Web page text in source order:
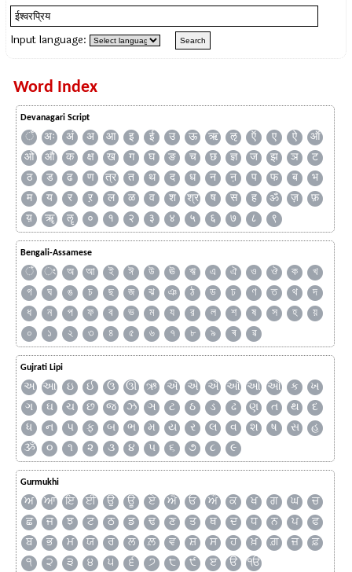
Input language:
Word Index
Devanagari Script
ँ अः अं अ आ इ ई उ ऊ ऋ ऌ ऍ ए ऐ
ऑ
ओ
औ क क्ष ख ग घ ङ च छ ज्ञ ज झ ञ
ट
ठ
ड ढ ण त्र त थ द ध न ऩ प फ ब
भ
म
य र ऱ ल ळ व श श्र ष स ह ॐ ज़
फ़
य़
ॠ ॡ ० १ २ ३ ४ ५ ६ ७ ८ ९
Bengali-Assamese
ঁ ং অ আ ই ঈ উ ঊ ঋ এ ঐ ও ঔ ক
খ
গ
ঘ ঙ চ ছ জ ঝ ঞ ঠ ড ঢ ণ ত থ
দ
ধ
ন প ফ ব ভ ম য র ল শ ষ স হ
য়
০
১ ২ ৩ ৪ ৫ ৬ ৭ ৮ ৯ ৰ ৱ
Gujrati Lipi
અ આ ઇ ઈ ઉ ઊ ઋ ઍ એ ઐ ઑ ઓ ઔ ક
ખ
ગ
ઘ ચ છ જ ઝ ઞ ટ ઠ ડ ઢ ણ ત થ
દ
ધ
ન પ ફ બ ભ મ ય ર લ વ શ ષ સ
હ
ૐ
૦ ૧ ૨ ૩ ૪ ૫ ૬ ૭ ૮ ૯
Gurmukhi
ਅ ਆ ਇ ਈ ਉ ਊ ਏ ਐ ਓ ਔ ਕ ਖ ਗ ਘ
ਚ
ਛ
ਜ ਝ ਟ ਠ ਡ ਢ ਣ ਤ ਥ ਦ ਧ ਨ ਪ
ਫ
ਬ
ਭ ਮ ਯ ਰ ਲ ਲ਼ ਵ ਸ਼ ਸ ਹ ਖ਼ ਗ਼ ਜ਼
ਫ਼
੧
੨ ੩ ੪ ੫ ੬ ੭ ੮ ੯ ੲ ੳ ੴ